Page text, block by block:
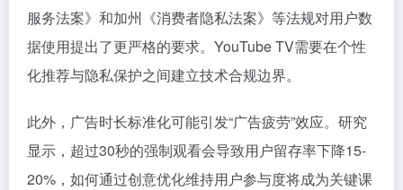
服务法案》和加州《消费者隐私法案》等法规对用户数
据使用提出了更严格的要求。YouTube TV需要在个性
化推荐与隐私保护之间建立技术合规边界。
此外，广告时长标准化可能引发“广告疲劳”效应。研究
显示，超过30秒的强制观看会导致用户留存率下降15-
20%，如何通过创意优化维持用户参与度将成为关键课